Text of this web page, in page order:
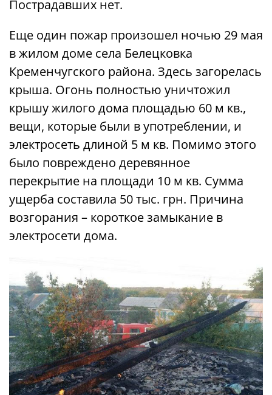
Пострадавших нет.
Еще один пожар произошел ночью 29 мая
в жилом доме села Белецковка
Кременчугского района. Здесь загорелась
крыша. Огонь полностью уничтожил
крышу жилого дома площадью 60 м кв.,
вещи, которые были в употреблении, и
электросеть длиной 5 м кв. Помимо этого
было повреждено деревянное
перекрытие на площади 10 м кв. Сумма
ущерба составила 50 тыс. грн. Причина
возгорания – короткое замыкание в
электросети дома.